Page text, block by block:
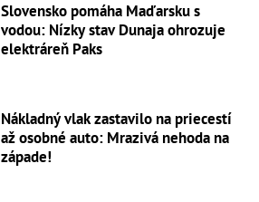
Slovensko pomáha Maďarsku s
vodou: Nízky stav Dunaja ohrozuje
elektráreň Paks
Nákladný vlak zastavilo na priecestí
až osobné auto: Mrazivá nehoda na
západe!